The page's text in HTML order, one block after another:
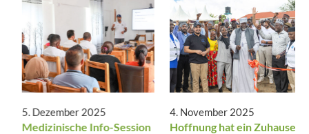
2025
ohne Grenzen:
5. Dezember 2025
Medizinische Info-Session